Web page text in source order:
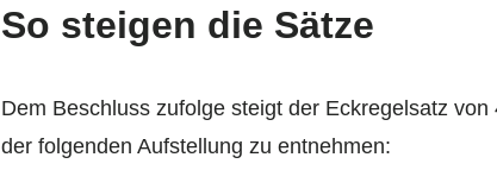
So steigen die Sätze
Dem Beschluss zufolge steigt der Eckregelsatz
der folgenden Aufstellung zu entnehmen: